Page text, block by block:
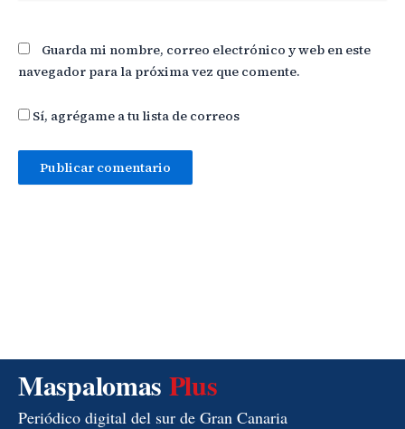
Guarda mi nombre, correo electrónico y web en este
navegador para la próxima vez que comente.
Sí, agrégame a tu lista de correos
Maspalomas Plus
Periódico digital del sur de Gran Canaria